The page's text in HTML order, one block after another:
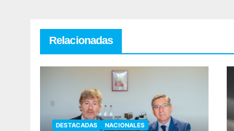
Relacionadas
DESTACADAS
NACIONALES